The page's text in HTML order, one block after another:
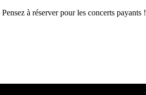
Pensez à réserver pour les concerts payants !